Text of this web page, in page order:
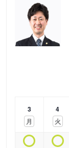
3
月
4
火